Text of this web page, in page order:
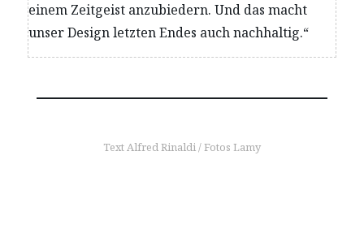
einem Zeitgeist anzubiedern. Und das macht
unser Design letzten Endes auch nachhaltig.“
Text Alfred Rinaldi / Fotos Lamy